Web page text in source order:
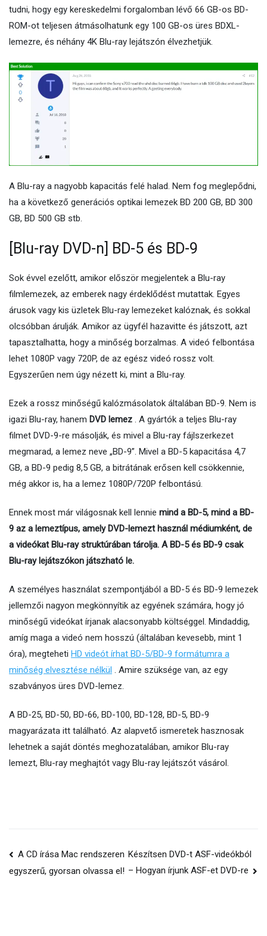
tudni, hogy egy kereskedelmi forgalomban lévő 66 GB-os BD-
ROM-ot teljesen átmásolhatunk egy 100 GB-os üres BDXL-
lemezre, és néhány 4K Blu-ray lejátszón élvezhetjük.
A Blu-ray a nagyobb kapacitás felé halad. Nem fog meglepődni,
ha a következő generációs optikai lemezek BD 200 GB, BD 300
GB, BD 500 GB stb.
[Blu-ray DVD-n] BD-5 és BD-9
Sok évvel ezelőtt, amikor először megjelentek a Blu-ray
filmlemezek, az emberek nagy érdeklődést mutattak. Egyes
árusok vagy kis üzletek Blu-ray lemezeket kalóznak, és sokkal
olcsóbban árulják. Amikor az ügyfél hazavitte és játszott, azt
tapasztalhatta, hogy a minőség borzalmas. A videó felbontása
lehet 1080P vagy 720P, de az egész videó rossz volt.
Egyszerűen nem úgy nézett ki, mint a Blu-ray.
Ezek a rossz minőségű kalózmásolatok általában BD-9. Nem is
igazi Blu-ray, hanem DVD lemez . A gyártók a teljes Blu-ray
filmet DVD-9-re másolják, és mivel a Blu-ray fájlszerkezet
megmarad, a lemez neve „BD-9”. Mivel a BD-5 kapacitása 4,7
GB, a BD-9 pedig 8,5 GB, a bitrátának erősen kell csökkennie,
még akkor is, ha a lemez 1080P/720P felbontású.
Ennek most már világosnak kell lennie mind a BD-5, mind a BD-
9 az a lemeztípus, amely DVD-lemezt használ médiumként, de
a videókat Blu-ray struktúrában tárolja. A BD-5 és BD-9 csak
Blu-ray lejátszókon játszható le.
A személyes használat szempontjából a BD-5 és BD-9 lemezek
jellemzői nagyon megkönnyítik az egyének számára, hogy jó
minőségű videókat írjanak alacsonyabb költséggel. Mindaddig,
amíg maga a videó nem hosszú (általában kevesebb, mint 1
óra), megteheti HD videót írhat BD-5/BD-9 formátumra a
minőség elvesztése nélkül . Amire szüksége van, az egy
szabványos üres DVD-lemez.
A BD-25, BD-50, BD-66, BD-100, BD-128, BD-5, BD-9
magyarázata itt található. Az alapvető ismeretek hasznosak
lehetnek a saját döntés meghozatalában, amikor Blu-ray
lemezt, Blu-ray meghajtót vagy Blu-ray lejátszót vásárol.
Hozzászólás
navigáció
A CD írása Mac rendszeren
egyszerű, gyorsan olvassa el!
Készítsen DVD-t ASF-videókból
– Hogyan írjunk ASF-et DVD-re